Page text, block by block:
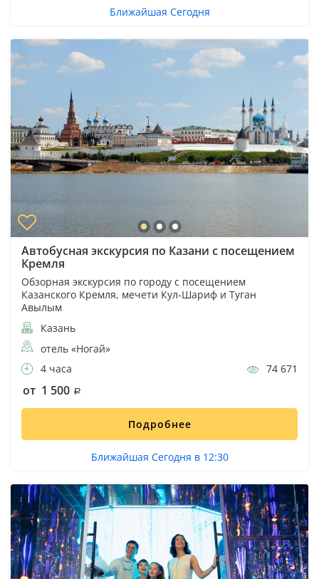
Ближайшая Сегодня
Автобусная экскурсия по Казани с посещением
Кремля
Обзорная экскурсия по городу с посещением
Казанского Кремля, мечети Кул-Шариф и Туган
Авылым
Казань
отель «Ногай»
4 часа
74 671
от 1 500
Подробнее
Ближайшая Сегодня в 12:30